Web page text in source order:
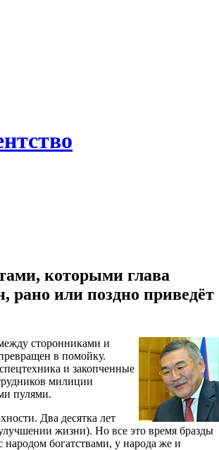
которыми глава
рано или поздно приведёт
сторонниками и
в помойку.
и закопченные
милиции
пулями.
Два десятка лет
жизни). Но все это время бразды
богатствами, у народа же и